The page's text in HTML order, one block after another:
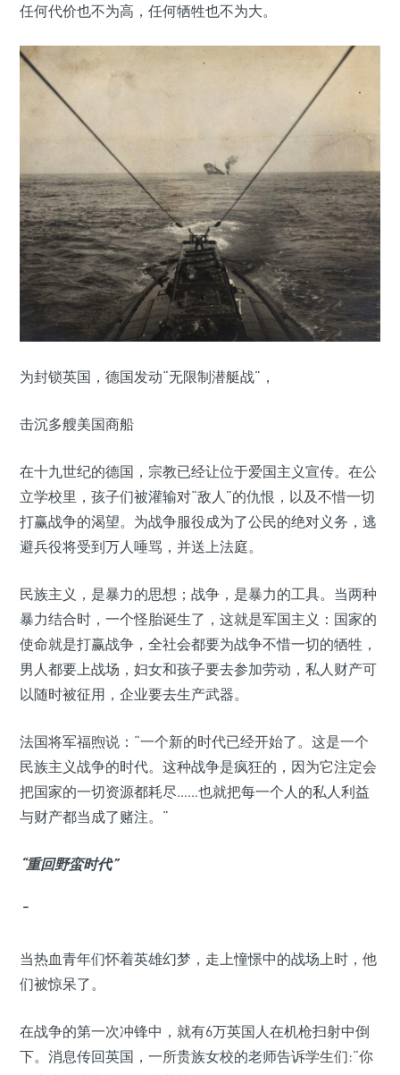
任何代价也不为高，任何牺牲也不为大。
为封锁英国，德国发动“无限制潜艇战”，
击沉多艘美国商船
在十九世纪的德国，宗教已经让位于爱国主义宣传。在公
立学校里，孩子们被灌输对“敌人”的仇恨，以及不惜一切
打赢战争的渴望。为战争服役成为了公民的绝对义务，逃
避兵役将受到万人唾骂，并送上法庭。
民族主义，是暴力的思想；战争，是暴力的工具。当两种
暴力结合时，一个怪胎诞生了，这就是军国主义：国家的
使命就是打赢战争，全社会都要为战争不惜一切的牺牲，
男人都要上战场，妇女和孩子要去参加劳动，私人财产可
以随时被征用，企业要去生产武器。
法国将军福煦说：“一个新的时代已经开始了。这是一个
民族主义战争的时代。这种战争是疯狂的，因为它注定会
把国家的一切资源都耗尽……也就把每一个人的私人利益
与财产都当成了赌注。”
“重回野蛮时代”
¯
当热血青年们怀着英雄幻梦，走上憧憬中的战场上时，他
们被惊呆了。
在战争的第一次冲锋中，就有6万英国人在机枪扫射中倒
下。消息传回英国，一所贵族女校的老师告诉学生们:“你